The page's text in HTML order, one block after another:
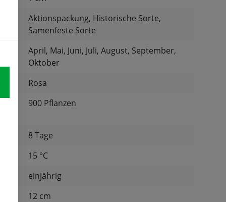
Aktionspackung, Historische Sorte,
Samenfeste Sorte
April, Mai, Juni, Juli, August, September,
Oktober
Rosa
900 Pflanzen
8 Tage
15 °C
einjährig
12 cm